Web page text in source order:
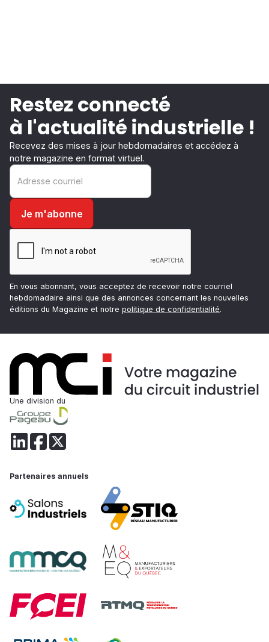
Restez connecté
à l'actualité industrielle !
Recevez des mises à jour hebdomadaires et accédez à
notre magazine en format virtuel.
En vous abonnant, vous acceptez de recevoir notre courriel
hebdomadaire ainsi que des annonces concernant les nouvelles
éditions du Magazine et notre politique de confidentialité.
Une division du
Partenaires annuels